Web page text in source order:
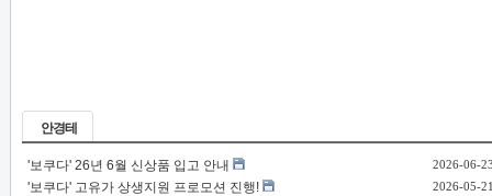
안경테
'보쿠다' 26년 6월 신상품 입고 안내 2026-06-
'보쿠다' 고유가 상생지원 프로모션 진행! 2026-05-